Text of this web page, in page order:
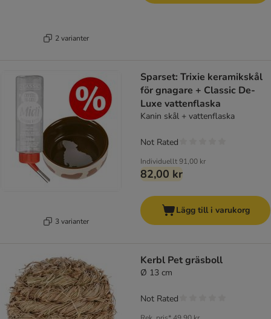
2 varianter
3 varianter
Sparset: Trixie keramikskål
för gnagare + Classic De-
Luxe vattenflaska
Kanin skål + vattenflaska
Individuellt91,00 kr
82,00 kr
Not Rated
Lägg till i varukorg
Kerbl Pet gräsboll
Ø 13 cm
Not Rated